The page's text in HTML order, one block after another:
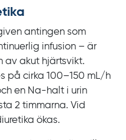
antingen som
infusion – är
av akut hjärtsvikt.
på cirka 100‍–‍150 mL/h
en Na‍-‍halt i urin
2 timmarna. Vid
ökas.